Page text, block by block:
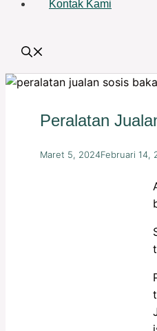
Kontak Kami
Peralatan
Maret 5, 2024Februari 14,